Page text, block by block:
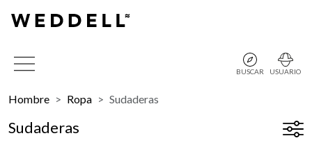
BUSCAR USUARIO
Hombre Ropa Sudaderas
Sudaderas